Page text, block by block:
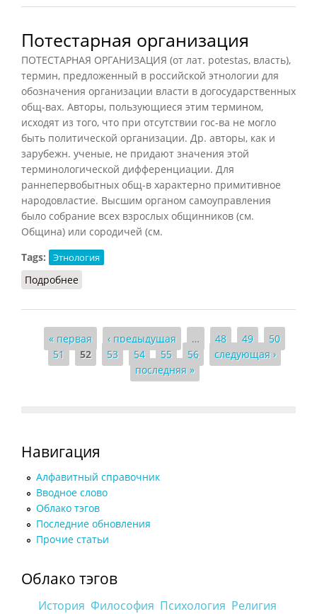
Потестарная организация
ПОТЕСТАРНАЯ ОРГАНИЗАЦИЯ (от лат. potestas, власть),
термин, предложенный в российской этнологии для
обозначения организации власти в догосударственных
общ-вах. Авторы, пользующиеся этим термином,
исходят из того, что при отсутствии гос-ва не могло
быть политической организации. Др. авторы, как и
зарубежн. ученые, не придают значения этой
терминологической дифференциации. Для
раннепервобытных общ-в характерно примитивное
народовластие. Высшим органом самоуправления
было собрание всех взрослых общинников (см.
Община) или сородичей (см.
Tags:
Этнология
Подробнее
Страницы
« первая ‹ предыдущая … 48 49
50
51
52 53 54 55 56
следующая ›
последняя »
Навигация
Алфавитный справочник
Вводное слово
Облако тэгов
Последние обновления
Прочие статьи
Облако тэгов
История Философия Психология Религия